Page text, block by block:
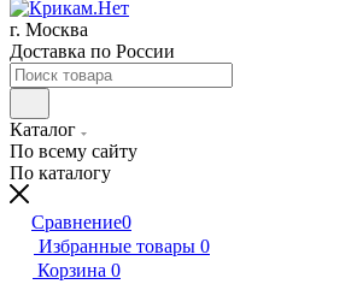
г. Москва
Доставка по России
Каталог
По всему сайту
По каталогу
Сравнение0
Избранные товары 0
Корзина 0